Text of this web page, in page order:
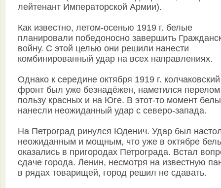
лейтенант Императорской Армии).
Как известно, летом-осенью 1919 г. белые
планировали победоносно завершить
войну. С этой целью они решили нанести
комбинированный удар на всех направлениях.
Однако к середине октября 1919 г. колчаковский
фронт был уже безнадёжен, наметился
пользу красных и на Юге. В этот-то момент
нанесли неожиданный удар с северо-запада.
На Петроград ринулся Юденич. Удар был
неожиданным и мощным, что уже в октябре
оказались в пригородах Петрограда. Встал
сдаче города. Ленин, несмотря на известную
в рядах товарищей, город решил не сдавать.